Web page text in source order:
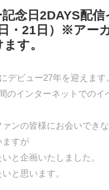
念日2DAYS配信
・21日）※アー
す。
デビュー27年を迎えます
のインターネットでのイ
ンの皆様にお会いでき
ますが
と企画いたしました。
と思います。